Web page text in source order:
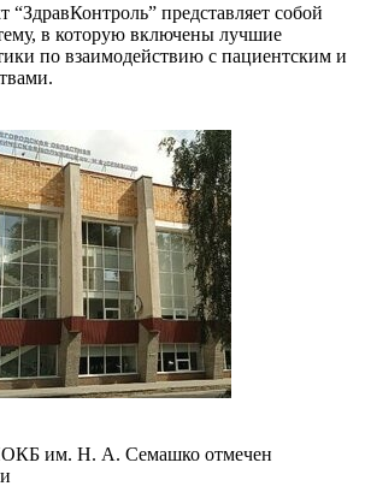
представляет собой
в которую включены лучшие
по взаимодействию с пациентским и
им. Н. А. Семашко отмечен